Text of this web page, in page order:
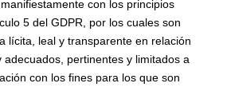
con los principios
5 del GDPR, por los cuales son
lícita, leal y transparente en relación
adecuados, pertinentes y limitados a
con los fines para los que son